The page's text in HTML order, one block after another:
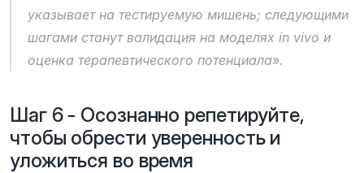
указывает на тестируемую мишень; следующими
шагами станут валидация на моделях in vivo и
оценка терапевтического потенциала».
Шаг 6 - Осознанно репетируйте,
чтобы обрести уверенность и
уложиться во время